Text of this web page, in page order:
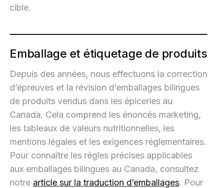
cible.
Emballage et étiquetage de produits
Depuis des années, nous effectuons la correction
d’épreuves et la révision d’emballages bilingues
de produits vendus dans les épiceries au
Canada. Cela comprend les énoncés marketing,
les tableaux de valeurs nutritionnelles, les
mentions légales et les exigences réglementaires.
Pour connaître les règles précises applicables
aux emballages bilingues au Canada, consultez
notre article sur la traduction d’emballages. Pour